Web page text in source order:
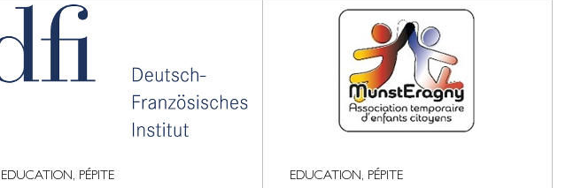
EDUCATION, PÉPITE EDUCATION, PÉPITE